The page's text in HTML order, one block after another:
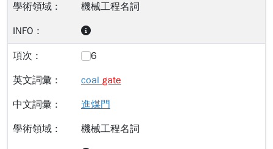
機械工程名詞
6
coal gate
進煤門
機械工程名詞